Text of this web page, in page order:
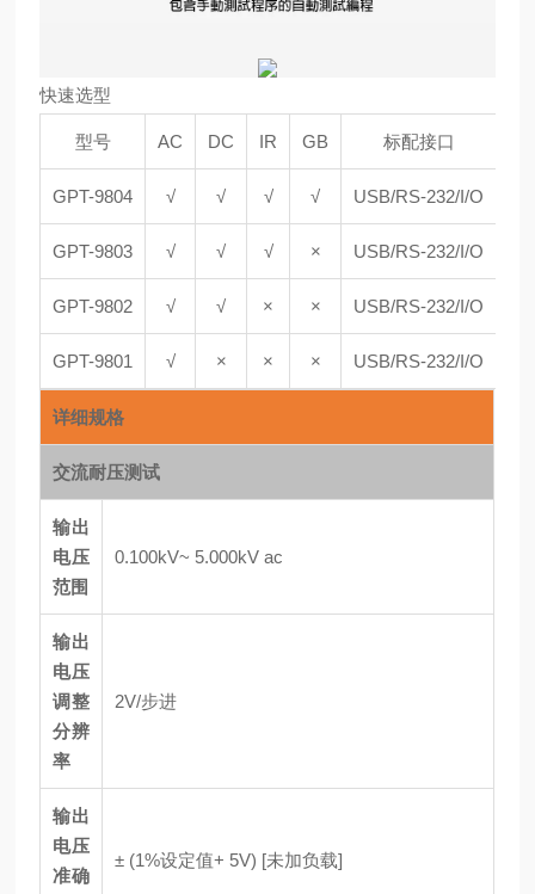
快速选型
型号 AC DC IR GB 标配接口
GPT-9804 √ √ √ √ USB/RS-232/I/O
GPT-9803 √ √ √ × USB/RS-232/I/O
GPT-9802 √ √ × × USB/RS-232/I/O
GPT-9801 √ × × × USB/RS-232/I/O
详细规格
交流耐压测试
输出
电压
范围
0.100kV~ 5.000kV ac
输出
电压
调整
分辨
率
2V/步进
输出
电压
准确
± (1%设定值+ 5V) [未加负载]